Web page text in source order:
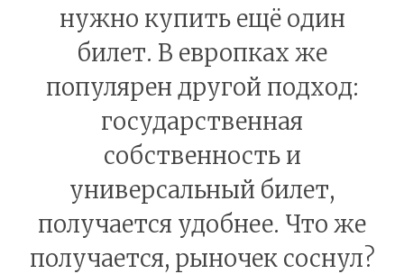
нужно купить ещё один
билет. В европках же
популярен другой подход:
государственная
собственность и
универсальный билет,
получается удобнее. Что же
получается, рыночек соснул?